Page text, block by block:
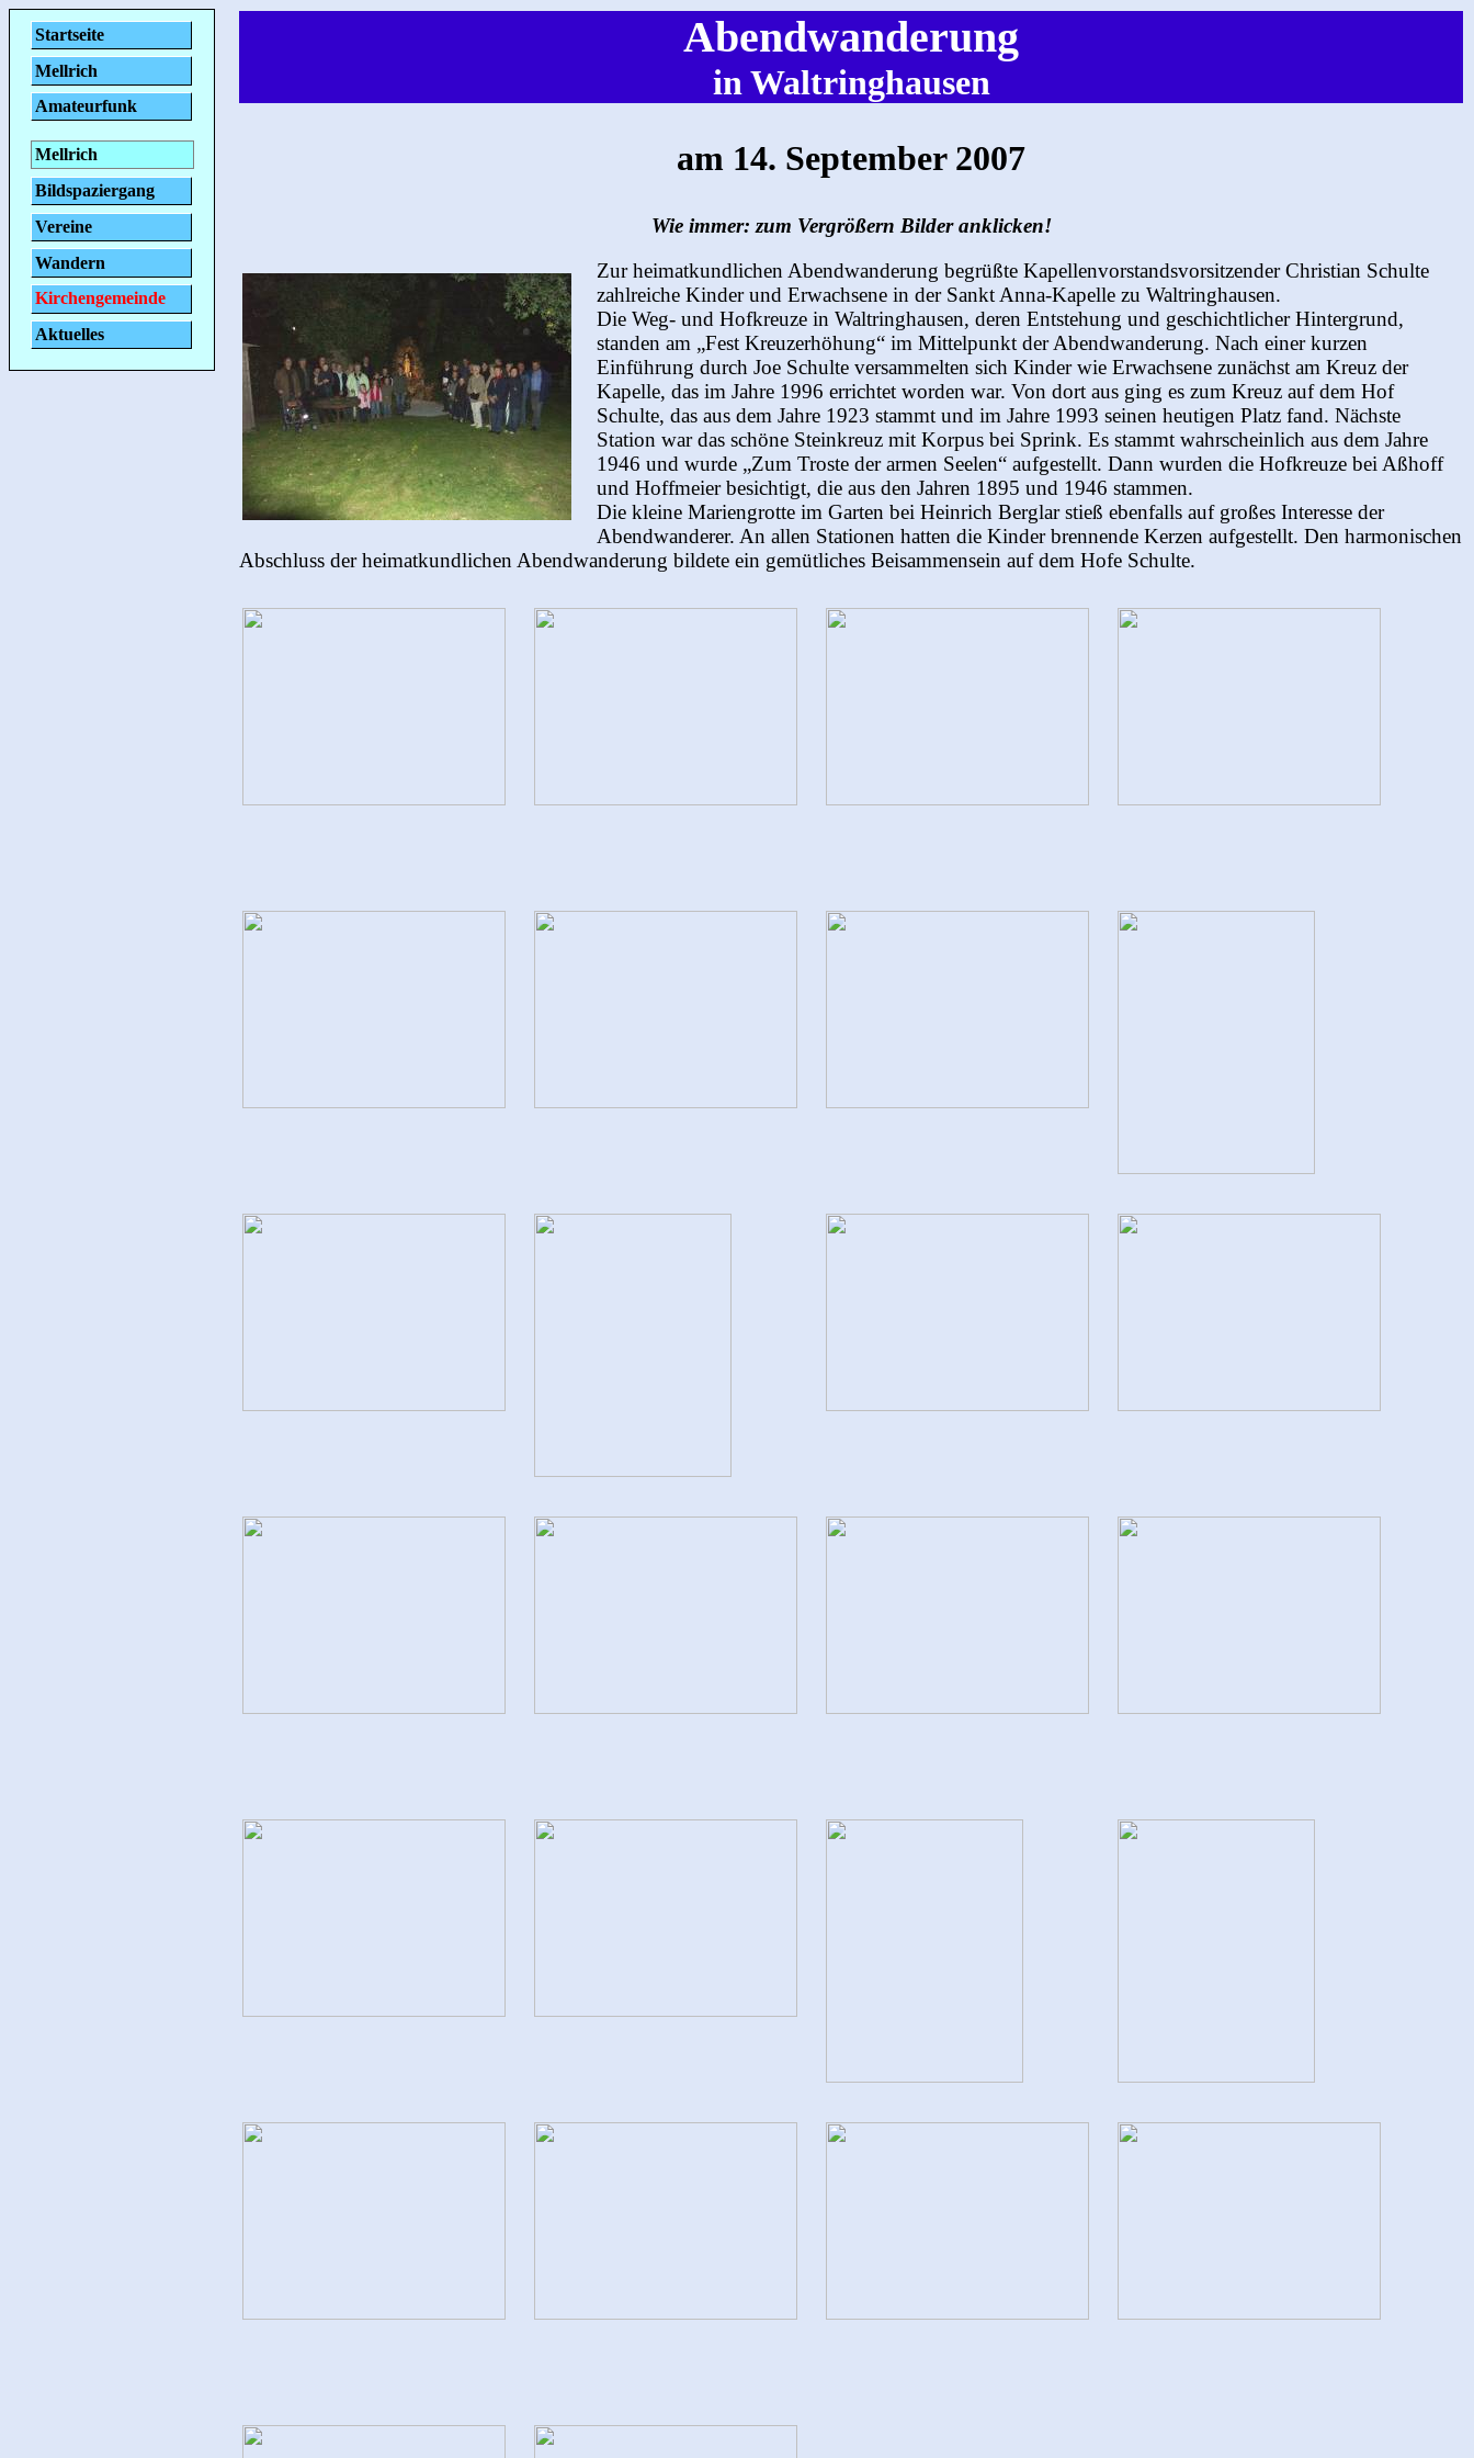
Startseite
Mellrich
Amateurfunk
Mellrich
Bildspaziergang
Vereine
Wandern
Kirchengemeinde
Aktuelles
Abendwanderung
in Waltringhausen
am 14. September 2007
Wie immer: zum Vergrößern Bilder anklicken!
Zur heimatkundlichen Abendwanderung begrüßte Kapellenvorstandsvorsitzender Christian Schulte
zahlreiche Kinder und Erwachsene in der Sankt Anna-Kapelle zu Waltringhausen.
Die Weg- und Hofkreuze in Waltringhausen, deren Entstehung und geschichtlicher Hintergrund,
standen am „Fest Kreuzerhöhung“ im Mittelpunkt der Abendwanderung. Nach einer kurzen
Einführung durch Joe Schulte versammelten sich Kinder wie Erwachsene zunächst am Kreuz der
Kapelle, das im Jahre 1996 errichtet worden war. Von dort aus ging es zum Kreuz auf dem Hof
Schulte, das aus dem Jahre 1923 stammt und im Jahre 1993 seinen heutigen Platz fand. Nächste
Station war das schöne Steinkreuz mit Korpus bei Sprink. Es stammt wahrscheinlich aus dem Jahre
1946 und wurde „Zum Troste der armen Seelen“ aufgestellt. Dann wurden die Hofkreuze bei Aßhoff
und Hoffmeier besichtigt, die aus den Jahren 1895 und 1946 stammen.
Die kleine Mariengrotte im Garten bei Heinrich Berglar stieß ebenfalls auf großes Interesse der
Abendwanderer. An allen Stationen hatten die Kinder brennende Kerzen aufgestellt. Den harmonischen
Abschluss der heimatkundlichen Abendwanderung bildete ein gemütliches Beisammensein auf dem Hofe Schulte.